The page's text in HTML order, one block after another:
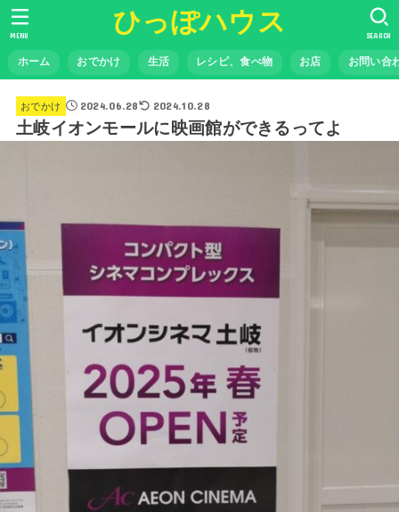
ひっぽハウス
ホーム おでかけ 生活 レシピ、食べ物 お店 お問い合
SEARCH
MENU
おでかけ 2024.06.28 2024.10.28
土岐イオンモールに映画館ができるってよ